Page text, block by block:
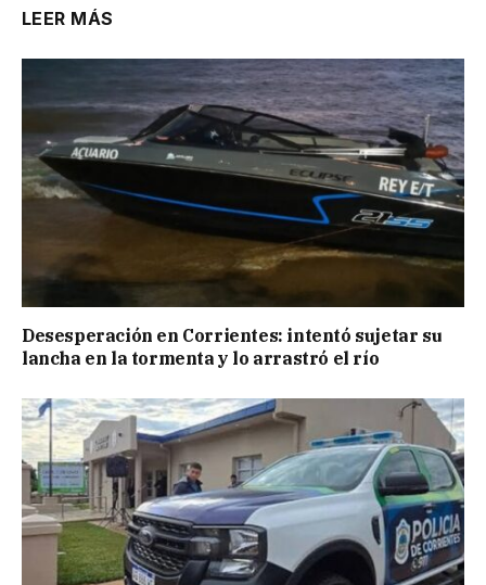
LEER MÁS
Desesperación en Corrientes: intentó sujetar su
lancha en la tormenta y lo arrastró el río